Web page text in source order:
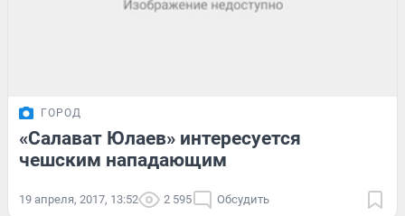
ГОРОД
«Салават Юлаев» интересуется
чешским нападающим
19 апреля, 2017, 13:52 2 595 Обсудить